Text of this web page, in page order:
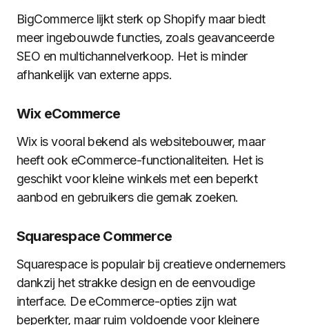
BigCommerce lijkt sterk op Shopify maar biedt
meer ingebouwde functies, zoals geavanceerde
SEO en multichannelverkoop. Het is minder
afhankelijk van externe apps.
Wix eCommerce
Wix is vooral bekend als websitebouwer, maar
heeft ook eCommerce-functionaliteiten. Het is
geschikt voor kleine winkels met een beperkt
aanbod en gebruikers die gemak zoeken.
Squarespace Commerce
Squarespace is populair bij creatieve ondernemers
dankzij het strakke design en de eenvoudige
interface. De eCommerce-opties zijn wat
beperkter, maar ruim voldoende voor kleinere